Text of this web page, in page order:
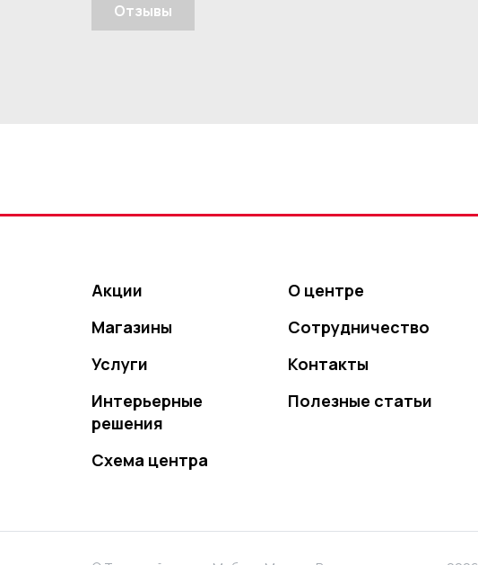
Отзывы
Акции
Магазины
Услуги
Интерьерные
решения
Схема центра
О центре
Сотрудничество
Контакты
Полезные статьи